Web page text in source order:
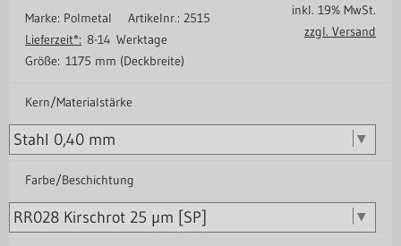
Marke: Polmetal Artikelnr.: 2515
Lieferzeit*: 8-14 Werktage
Größe: 1175 mm (Deckbreite)
inkl. 19% MwSt.
zzgl. Versand
Kern/Materialstärke
Farbe/Beschichtung